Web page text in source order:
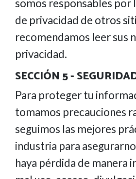
somos responsables por
de privacidad de otros
recomendamos leer sus
privacidad.
SECCIÓN 5 -
Para proteger tu
tomamos precauciones
seguimos las mejores
industria para
haya pérdida de manera